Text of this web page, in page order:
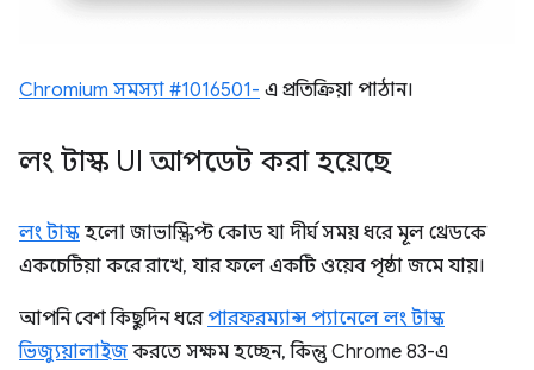
Chromium সমস্যা #1016501- এ প্রতিক্রিয়া পাঠান।
লং টাস্ক UI আপডেট করা হয়েছে
লং টাস্ক হলো জাভাস্ক্রিপ্ট কোড যা দীর্ঘ সময় ধরে মূল থ্রেডকে
একচেটিয়া করে রাখে, যার ফলে একটি ওয়েব পৃষ্ঠা জমে যায়।
আপনি বেশ কিছুদিন ধরেপারফরম্যান্স প্যানেলে লং টাস্ক
ভিজ্যুয়ালাইজ করতে সক্ষম হচ্ছেন, কিন্তু Chrome 83-এ